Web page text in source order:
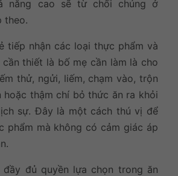
năng cao sẽ từ chối chúng ở
theo.
tiếp nhận các loại thực phẩm và
thiết là bố mẹ cần làm là cho
thử, ngửi, liếm, chạm vào, trộn
hoặc thậm chí bỏ thức ăn ra khỏi
sự. Đây là một cách thú vị để
phẩm mà không có cảm giác áp
đủ quyền lựa chọn trong ăn